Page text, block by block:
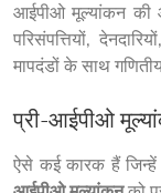
आईपीओ मूल्यांकन की
परिसंपत्तियों,
मापदंडों के साथ
प्री-आईपीओ
ऐसे कई कारक हैं